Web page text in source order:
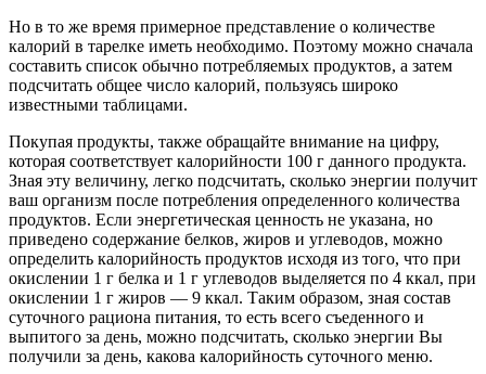
Но в то же время примерное представление о количестве
калорий в тарелке иметь необходимо. Поэтому можно сначала
составить список обычно потребляемых продуктов, а затем
подсчитать общее число калорий, пользуясь широко
известными таблицами.
Покупая продукты, также обращайте внимание на цифру,
которая соответствует калорийности 100 г данного продукта.
Зная эту величину, легко подсчитать, сколько энергии получит
ваш организм после потребления определенного количества
продуктов. Если энергетическая ценность не указана, но
приведено содержание белков, жиров и углеводов, можно
определить калорийность продуктов исходя из того, что при
окислении 1 г белка и 1 г углеводов выделяется по 4 ккал, при
окислении 1 г жиров — 9 ккал. Таким образом, зная состав
суточного рациона питания, то есть всего съеденного и
выпитого за день, можно подсчитать, сколько энергии Вы
получили за день, какова калорийность суточного меню.